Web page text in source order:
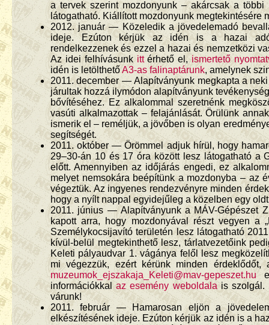
a tervek szerint mozdonyunk – akárcsak a
látogatható. Kiállított mozdonyunk megtekintésére
2012. január — Közeledik a jövedelemadó
ideje. Ezúton kérjük az idén is a hazai
rendelkezzenek és ezzel a hazai és nemzetközi
Az idei felhívásunkittérhető el,ismertető
idén is letölthetőA3-as falinaptárunk, amelynek
2011. december — Alapítványunk megkapta a
járultak hozzá ilymódon alapítványunk
bővítéséhez. Ez alkalommal szeretnénk
vasúti alkalmazottak – felajánlását. Örülünk
ismerik el – reméljük, a jövőben is olyan
segítségét.
2011. október — Örömmel adjuk hírül, hogy
29–30-án 10 és 17 óra között lesz látogatható a
előtt. Amennyiben az időjárás engedi, ez
melyet nemsokára beépítünk a mozdonyba – az
végeztük. Az ingyenes rendezvényre minden
hogy a nyílt nappal egyidejűleg a közelben egy
2011. június — Alapítványunk a MÁV-Gépészet
kapott arra, hogy mozdonyával részt vegyen a
Személykocsijavító területén lesz látogatható
kívül-belül megtekinthető lesz, tárlatvezetőink
Keleti pályaudvar 1. vágánya felől lesz
mi végezzük, ezért kérünk minden érdeklődőt,
muzeumok_ejszakaja_Keleti@mav-gepeszet.hue-
információkkalaz esemény weboldalais szolgál.
várunk!
2011. február — Hamarosan eljön a
elkészítésének ideje. Ezúton kérjük az idén is a